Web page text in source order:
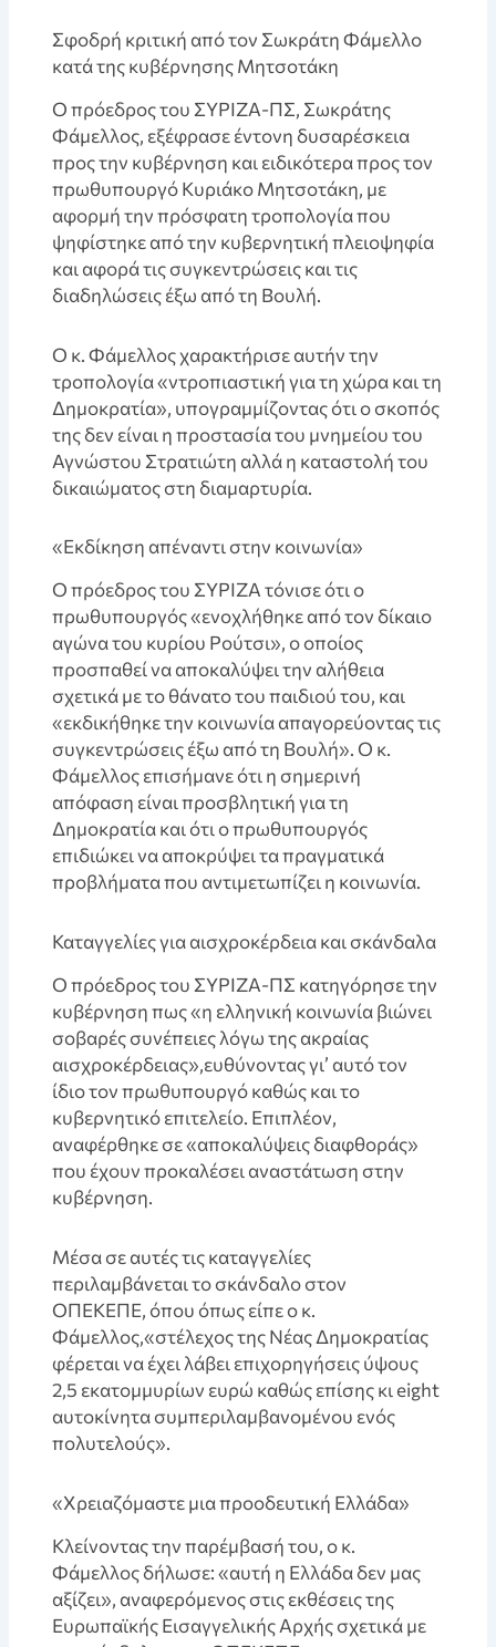
Σφοδρή κριτική από τον Σωκράτη Φάμελλο
κατά της κυβέρνησης Μητσοτάκη
Ο πρόεδρος του ΣΥΡΙΖΑ-ΠΣ, Σωκράτης
Φάμελλος, εξέφρασε έντονη δυσαρέσκεια
προς την κυβέρνηση και ειδικότερα προς τον
πρωθυπουργό Κυριάκο Μητσοτάκη, με
αφορμή την πρόσφατη τροπολογία που
ψηφίστηκε από την κυβερνητική πλειοψηφία
και αφορά τις συγκεντρώσεις και τις
διαδηλώσεις έξω από τη Βουλή.
Ο κ. Φάμελλος χαρακτήρισε αυτήν την
τροπολογία «ντροπιαστική για τη χώρα και τη
Δημοκρατία», υπογραμμίζοντας ότι ο σκοπός
της δεν είναι η προστασία του μνημείου του
Αγνώστου Στρατιώτη αλλά η καταστολή του
δικαιώματος στη διαμαρτυρία.
«Εκδίκηση απέναντι στην κοινωνία»
Ο πρόεδρος του ΣΥΡΙΖΑ τόνισε ότι ο
πρωθυπουργός «ενοχλήθηκε από τον δίκαιο
αγώνα του κυρίου Ρούτσι», ο οποίος
προσπαθεί να αποκαλύψει την αλήθεια
σχετικά με το θάνατο του παιδιού του, και
«εκδικήθηκε την κοινωνία απαγορεύοντας τις
συγκεντρώσεις έξω από τη Βουλή». Ο κ.
Φάμελλος επισήμανε ότι η σημερινή
απόφαση είναι προσβλητική για τη
Δημοκρατία και ότι ο πρωθυπουργός
επιδιώκει να αποκρύψει τα πραγματικά
προβλήματα που αντιμετωπίζει η κοινωνία.
Καταγγελίες για αισχροκέρδεια και σκάνδαλα
Ο πρόεδρος του ΣΥΡΙΖΑ-ΠΣ κατηγόρησε την
κυβέρνηση πως «η ελληνική κοινωνία βιώνει
σοβαρές συνέπειες λόγω της ακραίας
αισχροκέρδειας»,ευθύνοντας γι’ αυτό τον
ίδιο τον πρωθυπουργό καθώς και το
κυβερνητικό επιτελείο. Επιπλέον,
αναφέρθηκε σε «αποκαλύψεις διαφθοράς»
που έχουν προκαλέσει αναστάτωση στην
κυβέρνηση.
Μέσα σε αυτές τις καταγγελίες
περιλαμβάνεται το σκάνδαλο στον
ΟΠΕΚΕΠΕ, όπου όπως είπε ο κ.
Φάμελλος,«στέλεχος της Νέας Δημοκρατίας
φέρεται να έχει λάβει επιχορηγήσεις ύψους
2,5 εκατομμυρίων ευρώ καθώς επίσης κι eight
αυτοκίνητα συμπεριλαμβανομένου ενός
πολυτελούς».
«Χρειαζόμαστε μια προοδευτική Ελλάδα»
Kλείνοντας την παρέμβασή του, ο κ.
Φάμελλος δήλωσε: «αυτή η Ελλάδα δεν μας
αξίζει», αναφερόμενος στις εκθέσεις της
Ευρωπαϊκής Εισαγγελικής Αρχής σχετικά με